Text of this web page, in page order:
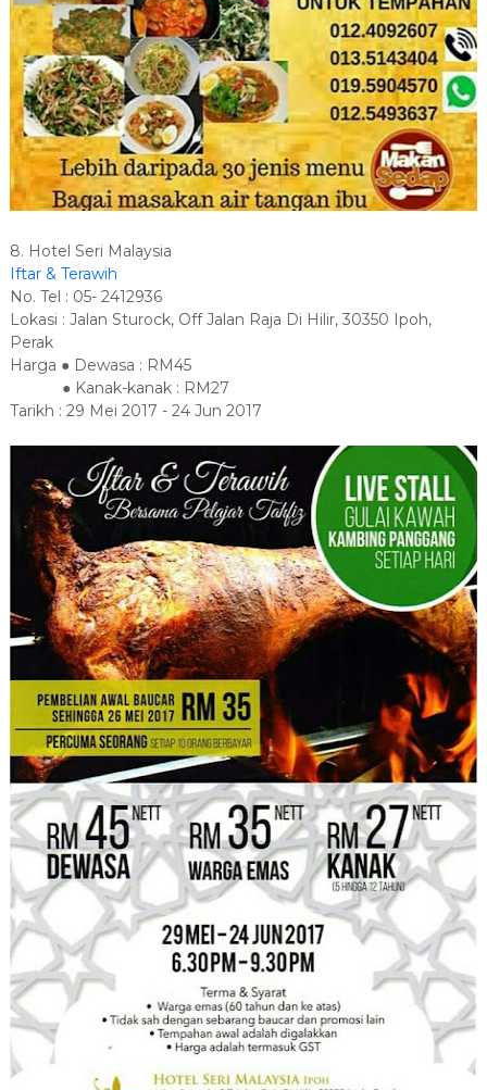
8. Hotel Seri Malaysia
Iftar & Terawih
No. Tel : 05- 2412936
Lokasi : Jalan Sturock, Off Jalan Raja Di Hilir, 30350 Ipoh,
Perak
Harga ● Dewasa : RM45
● Kanak-kanak : RM27
Tarikh : 29 Mei 2017 - 24 Jun 2017